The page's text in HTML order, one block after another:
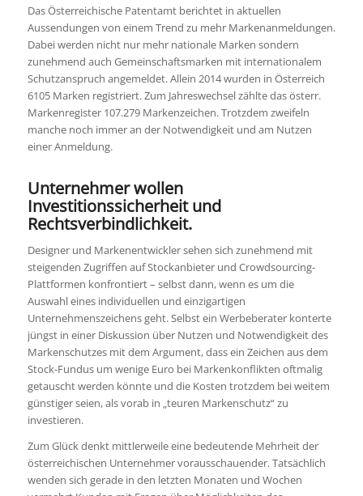
Das Österreichische Patentamt berichtet in aktuellen
Aussendungen von einem Trend zu mehr Markenanmeldungen.
Dabei werden nicht nur mehr nationale Marken sondern
zunehmend auch Gemeinschaftsmarken mit internationalem
Schutzanspruch angemeldet. Allein 2014 wurden in Österreich
6105 Marken registriert. Zum Jahreswechsel zählte das österr.
Markenregister 107.279 Markenzeichen. Trotzdem zweifeln
manche noch immer an der Notwendigkeit und am Nutzen
einer Anmeldung.
Unternehmer wollen
Investitionssicherheit und
Rechtsverbindlichkeit.
Designer und Markenentwickler sehen sich zunehmend mit
steigenden Zugriffen auf Stockanbieter und Crowdsourcing-
Plattformen konfrontiert – selbst dann, wenn es um die
Auswahl eines individuellen und einzigartigen
Unternehmenszeichens geht. Selbst ein Werbeberater konterte
jüngst in einer Diskussion über Nutzen und Notwendigkeit des
Markenschutzes mit dem Argument, dass ein Zeichen aus dem
Stock-Fundus um wenige Euro bei Markenkonflikten oftmalig
getauscht werden könnte und die Kosten trotzdem bei weitem
günstiger seien, als vorab in „teuren Markenschutz“ zu
investieren.
Zum Glück denkt mittlerweile eine bedeutende Mehrheit der
österreichischen Unternehmer vorausschauender. Tatsächlich
wenden sich gerade in den letzten Monaten und Wochen